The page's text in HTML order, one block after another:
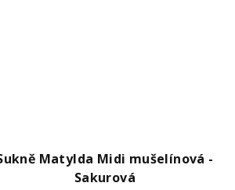
Matylda Midi mušelínová -
Sakurová